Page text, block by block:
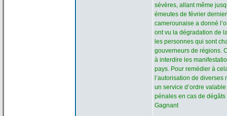
sévères, allant même
émeutes de février
camerounaise a donné
ont vu la dégradation de
les personnes qui sont
gouverneurs de régions.
à interdire les
pays. Pour remédier à
l’autorisation de diverses
un service d’ordre
pénales en cas de dégâts
Gagnant